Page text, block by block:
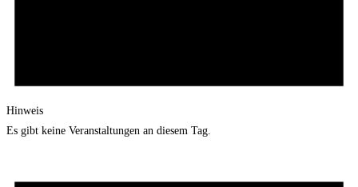
Hinweis
Es gibt keine Veranstaltungen an diesem Tag.